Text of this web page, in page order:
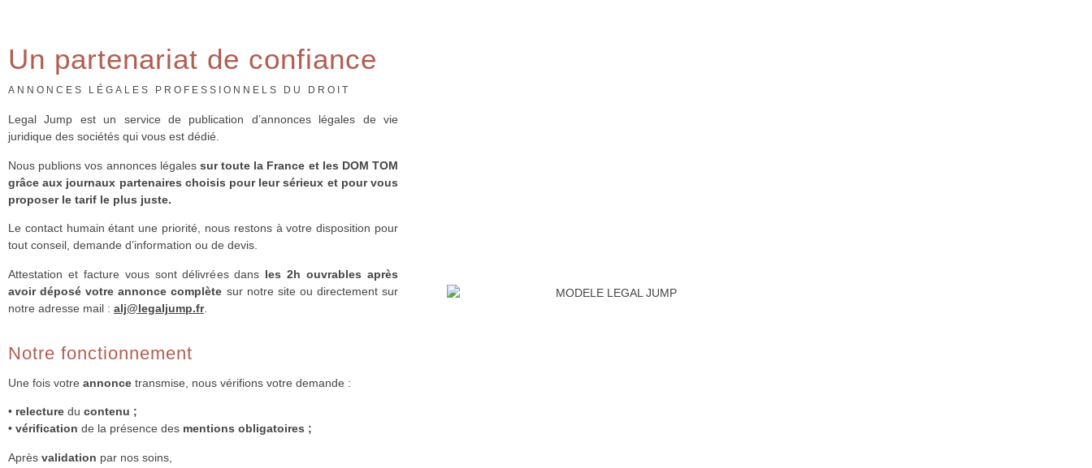
Un partenariat de confiance
ANNONCES LÉGALES PROFESSIONNELS DU DROIT
Legal Jump est un service de publication d’annonces légales de vie
juridique des sociétés qui vous est dédié.
Nous publions vos annonces légales sur toute la France et les DOM TOM
grâce aux journaux partenaires choisis pour leur sérieux et pour vous
proposer le tarif le plus juste.
Le contact humain étant une priorité, nous restons à votre disposition pour
tout conseil, demande d’information ou de devis.
Attestation et facture vous sont délivrées dans les 2h ouvrables après
avoir déposé votre annonce complète sur notre site ou directement sur
notre adresse mail : alj@legaljump.fr.
Notre fonctionnement
Une fois votre annonce transmise, nous vérifions votre demande :
• relecture du contenu ;
• vérification de la présence des mentions obligatoires ;
Après validation par nos soins,